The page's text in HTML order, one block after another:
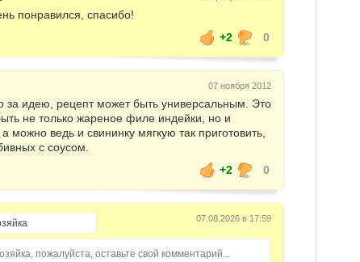
понравился, спасибо!
+2
0
07 ноября 2012
за идею, рецепт может быть универсальным. Это
не только жареное филе индейки, но и
можно ведь и свининку мягкую так приготовить,
с соусом.
+2
0
07.08.2026 в 17:59
пожалуйста, оставьте свой комментарий...